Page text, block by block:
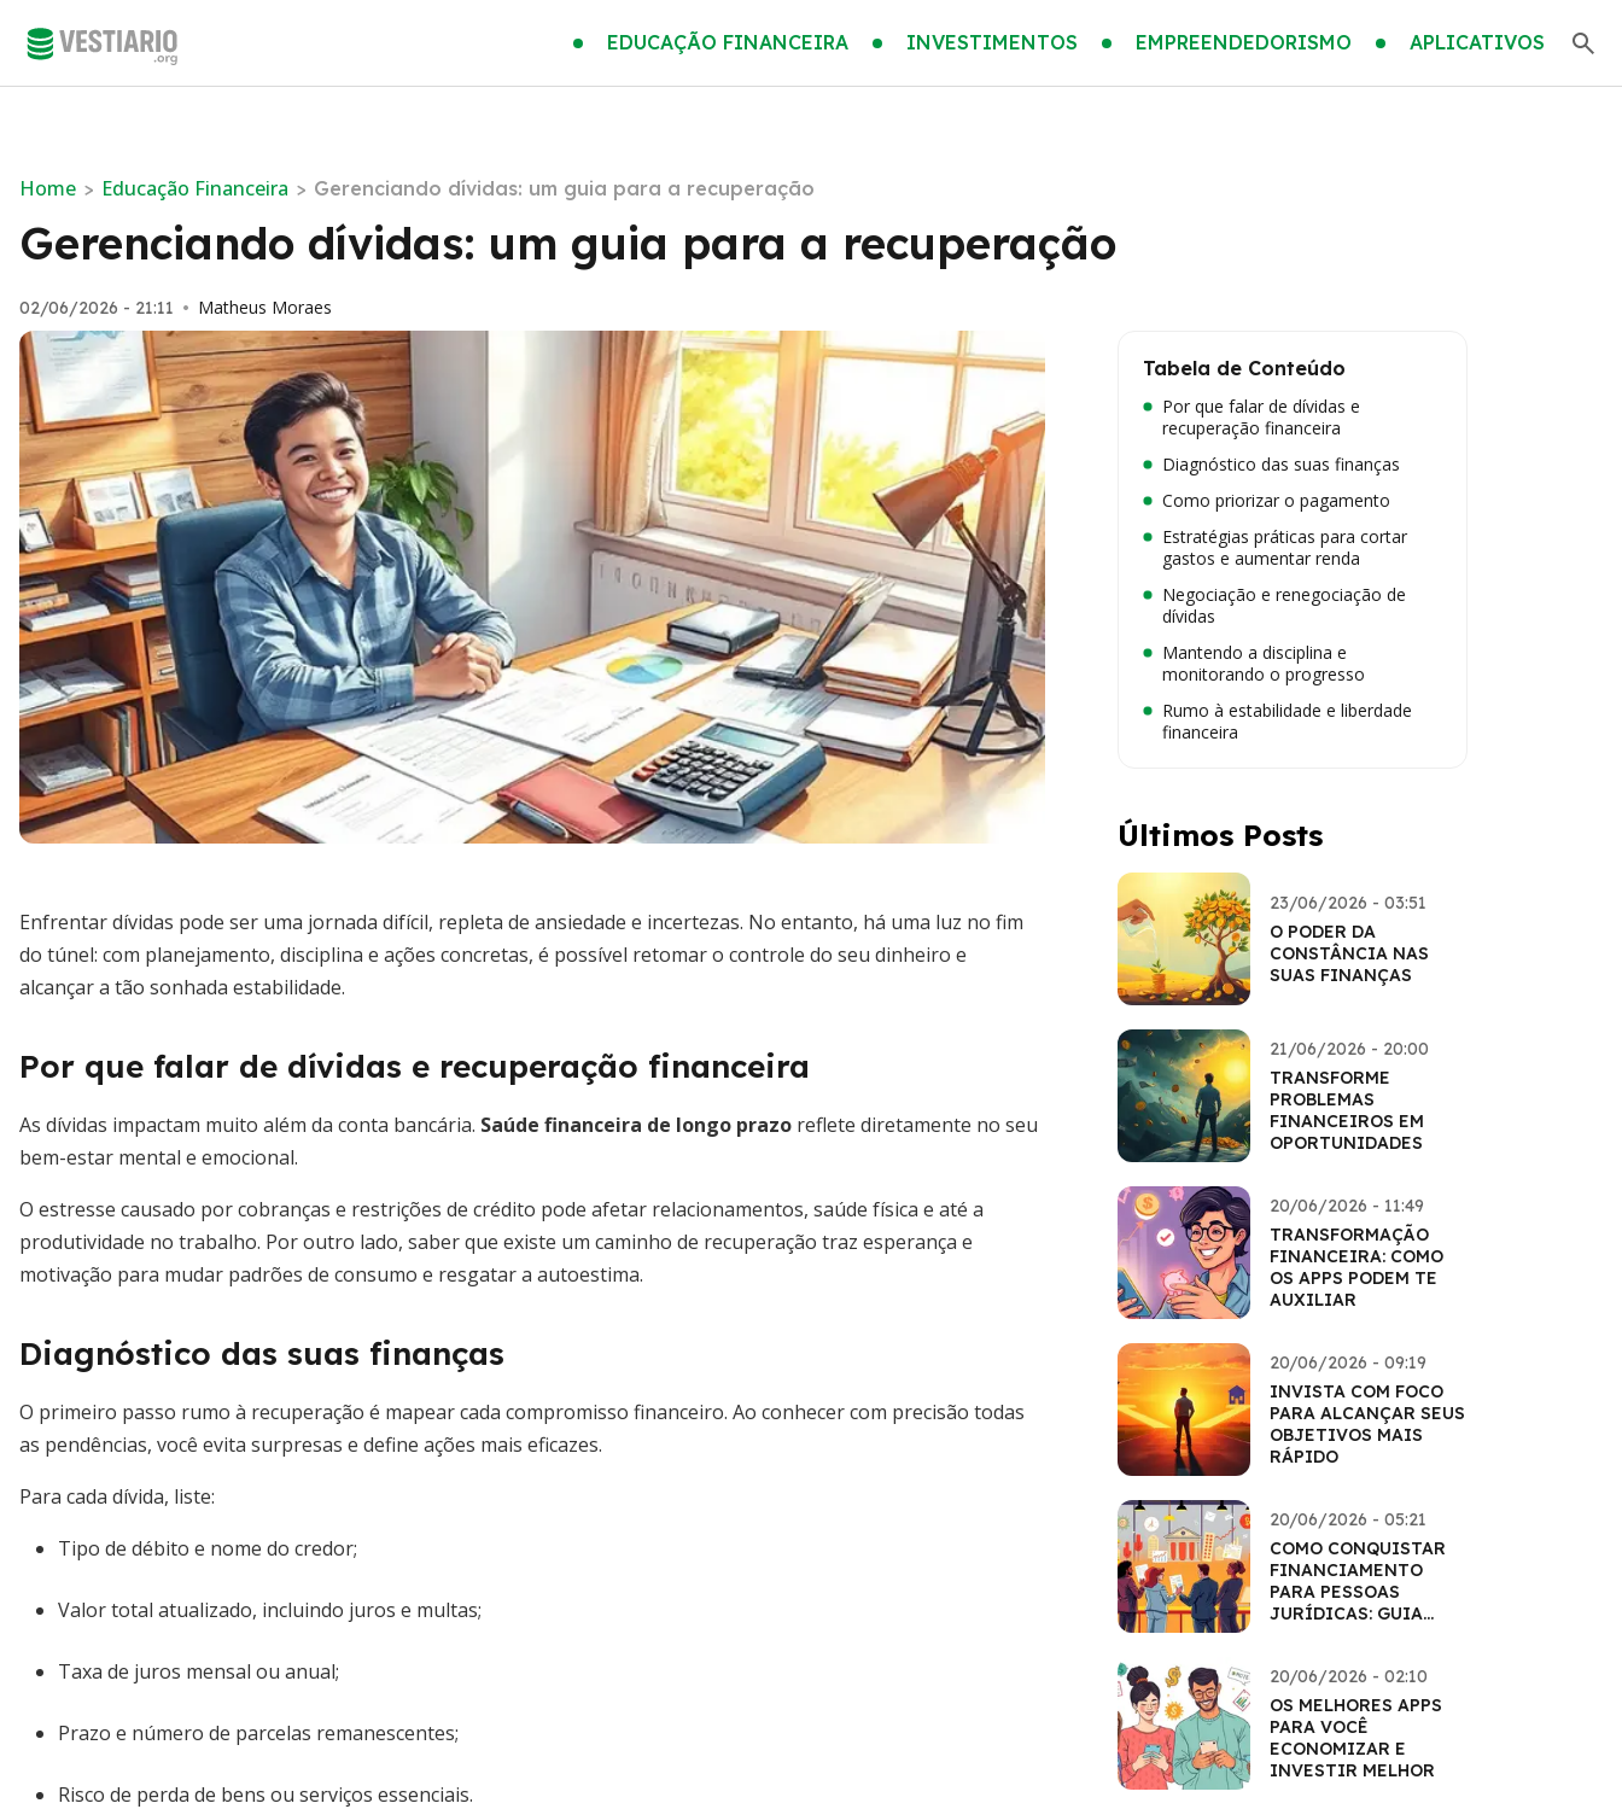
EDUCAÇÃO FINANCEIRA INVESTIMENTOS EMPREENDEDORISMO APLICATIVOS
Home > Educação Financeira > Gerenciando dívidas: um guia para a recuperação
Gerenciando dívidas: um guia para a recuperação
02/06/2026 - 21:11 • Matheus Moraes
Enfrentar dívidas pode ser uma jornada difícil, repleta de ansiedade e incertezas. No entanto, há uma luz no fim
do túnel: com planejamento, disciplina e ações concretas, é possível retomar o controle do seu dinheiro e
alcançar a tão sonhada estabilidade.
Por que falar de dívidas e recuperação financeira
As dívidas impactam muito além da conta bancária. Saúde financeira de longo prazo reflete diretamente no seu
bem-estar mental e emocional.
O estresse causado por cobranças e restrições de crédito pode afetar relacionamentos, saúde física e até a
produtividade no trabalho. Por outro lado, saber que existe um caminho de recuperação traz esperança e
motivação para mudar padrões de consumo e resgatar a autoestima.
Diagnóstico das suas finanças
O primeiro passo rumo à recuperação é mapear cada compromisso financeiro. Ao conhecer com precisão todas
as pendências, você evita surpresas e define ações mais eficazes.
Para cada dívida, liste:
Tipo de débito e nome do credor;
Valor total atualizado, incluindo juros e multas;
Taxa de juros mensal ou anual;
Prazo e número de parcelas remanescentes;
Risco de perda de bens ou serviços essenciais.
Tabela de Conteúdo
Por que falar de dívidas e
recuperação financeira
Diagnóstico das suas finanças
Como priorizar o pagamento
Estratégias práticas para cortar
gastos e aumentar renda
Negociação e renegociação de
dívidas
Mantendo a disciplina e
monitorando o progresso
Rumo à estabilidade e liberdade
financeira
Últimos Posts
23/06/2026 - 03:51
O PODER DA
CONSTÂNCIA NAS
SUAS FINANÇAS
21/06/2026 - 20:00
TRANSFORME
PROBLEMAS
FINANCEIROS EM
OPORTUNIDADES
20/06/2026 - 11:49
TRANSFORMAÇÃO
FINANCEIRA: COMO
OS APPS PODEM TE
AUXILIAR
20/06/2026 - 09:19
INVISTA COM FOCO
PARA ALCANÇAR SEUS
OBJETIVOS MAIS
RÁPIDO
20/06/2026 - 05:21
COMO CONQUISTAR
FINANCIAMENTO
PARA PESSOAS
JURÍDICAS: GUIA
20/06/2026 - 02:10
OS MELHORES APPS
PARA VOCÊ
ECONOMIZAR E
INVESTIR MELHOR